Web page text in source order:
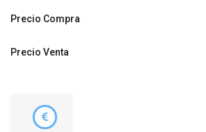
Precio Compra
Precio Venta